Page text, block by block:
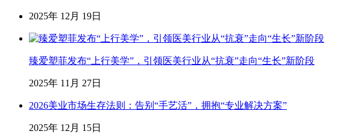
2025年 12月 19日
臻爱塑菲发布“上行美学”，引领医美行业从“抗衰”走向“生长”新阶段
2025年 11月 27日
2026美业市场生存法则：告别“手艺活”，拥抱“专业解决方案”
2025年 12月 15日